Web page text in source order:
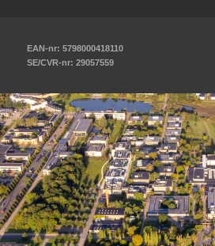
EAN-nr: 5798000418110
SE/CVR-nr: 29057559